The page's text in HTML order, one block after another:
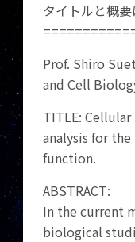
タイトルと概要
Prof. Shiro
and Cell
TITLE:
analysis for
function.
ABSTRACT:
In the current
biological